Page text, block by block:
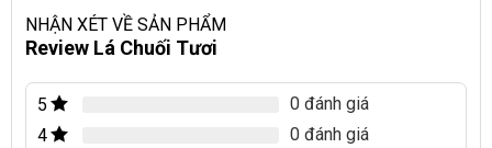
NHẬN XÉT VỀ SẢN PHẨM
Review Lá Chuối Tươi
5
0 đánh giá
4
0 đánh giá